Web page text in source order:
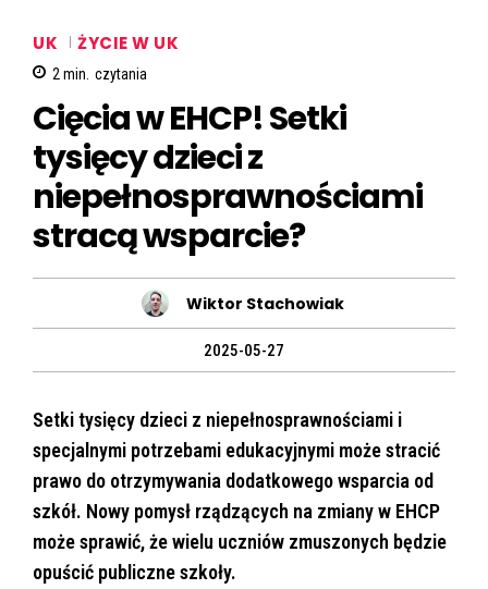
UK ŻYCIE W UK
2 min. czytania
Cięcia w EHCP! Setki
tysięcy dzieci z
niepełnosprawnościami
stracą wsparcie?
Wiktor Stachowiak
2025-05-27
Setki tysięcy dzieci z niepełnosprawnościami i
specjalnymi potrzebami edukacyjnymi może stracić
prawo do otrzymywania dodatkowego wsparcia od
szkół. Nowy pomysł rządzących na zmiany w EHCP
może sprawić, że wielu uczniów zmuszonych będzie
opuścić publiczne szkoły.